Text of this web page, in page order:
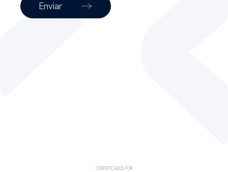
Enviar
CERTIFICADOS POR